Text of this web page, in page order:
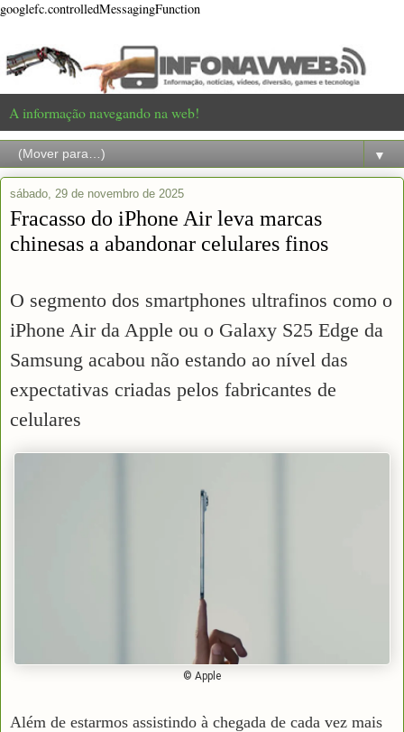
googlefc.controlledMessagingFunction
A informação navegando na web!
▼
sábado, 29 de novembro de 2025
Fracasso do iPhone Air leva marcas
chinesas a abandonar celulares finos
O segmento dos smartphones ultrafinos como o
iPhone Air da Apple ou o Galaxy S25 Edge da
Samsung acabou não estando ao nível das
expectativas criadas pelos fabricantes de
celulares
© Apple
Além de estarmos assistindo à chegada de cada vez mais